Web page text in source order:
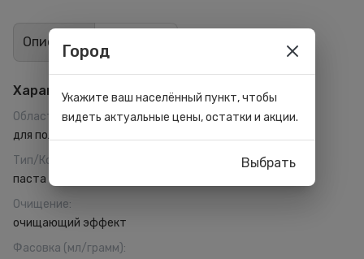
Описание
Характеристики
Область применения:
для полости рта
Тип/Консистенция
паста
Очищение:
очищающий эффект
Фасовка (мл/грамм):
Город
Укажите ваш населённый пункт, чтобы
видеть актуальные цены, остатки и акции.
Выбрать